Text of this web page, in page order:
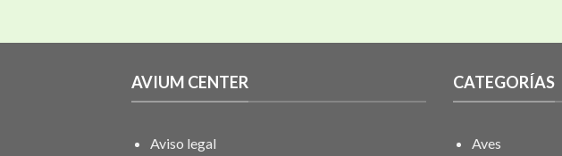
AVIUM CENTER
Aviso legal
CATEGORÍAS
Aves